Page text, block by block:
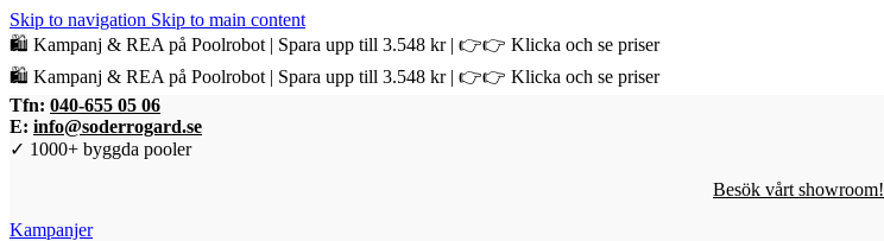
Skip to navigation Skip to main content
🛍️ Kampanj & REA på Poolrobot | Spara upp till 3.548 kr | 👉👉 Klicka och se priser
🛍️ Kampanj & REA på Poolrobot | Spara upp till 3.548 kr | 👉👉 Klicka och se priser
Tfn: 040-655 05 06
E: info@soderrogard.se
✓ 1000+ byggda pooler
Besök vårt showroom!
Kampanjer